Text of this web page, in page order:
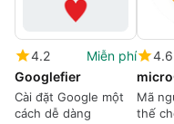
4.2
Miễn phí
Googlefier
Cài đặt Google một
cách dễ dàng
4.6
Mã
thế